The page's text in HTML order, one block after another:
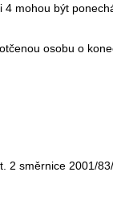
mohou být
osobu o
2 směrnice 2001/